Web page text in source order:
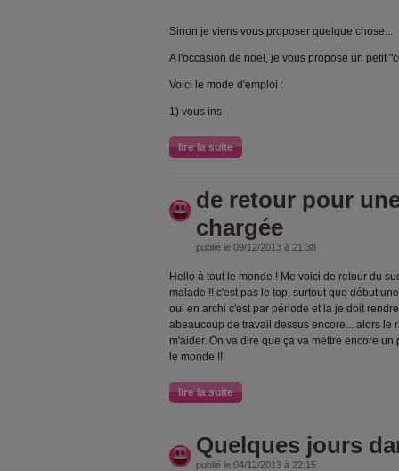
Sinon je viens vous proposer quelque chose...
A l'occasion de noel, je vous propose un petit
Voici le mode d'emploi :
1) vous ins
lire la suite
de retour pour
chargée
publié le 09/12/2013 à 21:38
Hello à tout le monde ! Me voici de retour du
malade !! c'est pas le top, surtout que début
oui en archi c'est par période et la je doit
abeaucoup de travail dessus encore... alors le
m'aider. On va dire que ça va mettre encore
le monde !!
lire la suite
Quelques jours
publié le 04/12/2013 à 22:15